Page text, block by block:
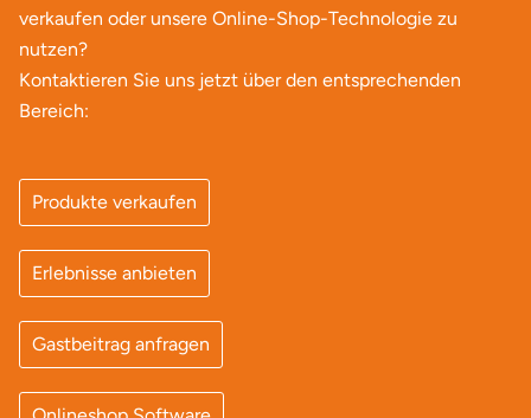
verkaufen oder unsere Online-Shop-Technologie zu
nutzen?
Kontaktieren Sie uns jetzt über den entsprechenden
Bereich:
Produkte verkaufen
Erlebnisse anbieten
Gastbeitrag anfragen